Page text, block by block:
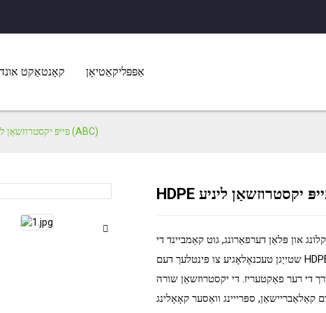
קאָנטאַקט אַפּפּליקאַטיאָן
HDPE פּייפּ יקסטרוזשאַן ליניע (ABC)
און פּלאַן דערפאַרונג, גוט קאַמביינד די
שטייַגן טעכנאָלאָגיע צו פּינטלעך דעם HDPE וואַסער און גאַז רער פּראָדוקציע ליניע. די יינציק סטרוקטור פּלאַן און
די רער פאַקטעריז. די יקסטרוזשאַן שורה
קאַלאַבריישאַן, ספּרייינג וואַסער קאָאָלינג